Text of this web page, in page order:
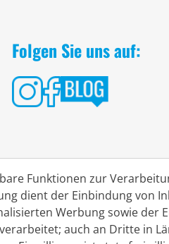
Folgen Sie uns auf:
Funktionen zur
dient der Einbindung von
Werbung sowie der
auch an Dritte in